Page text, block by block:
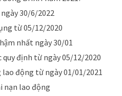
30/6/2022
từ 05/12/2020
nhất ngày 30/01
định từ ngày 05/12/2020
động từ ngày 01/01/2021
nạn lao động